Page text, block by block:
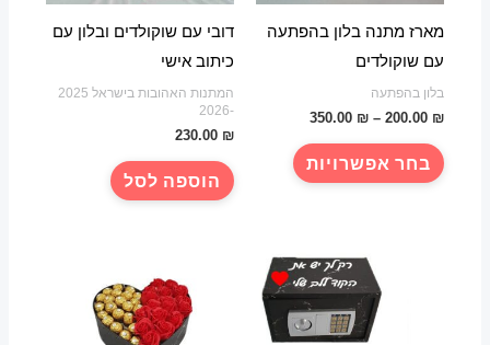
מארז מתנה בלון בהפתעה
עם שוקולדים
בלון בהפתעה
200.00 ₪
–
350.00 ₪
טווח
עדבחר אפשרויות
סוגים.
ניתן
לבחור
דובי עם שוקולדים ובלון עם
כיתוב אישי
המתנות האהובות בישראל 2025
-2026
230.00 ₪
הוספה לסל